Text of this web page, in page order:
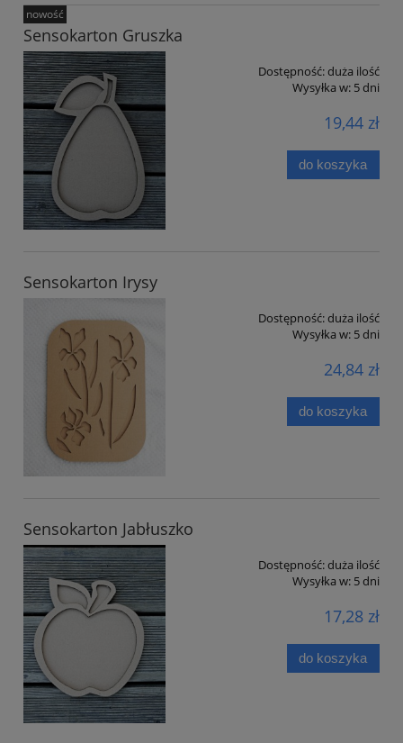
Sensokarton Gruszka
Dostępność:duża ilość
Wysyłka w: 5 dni
19,44 zł
do koszyka
nowość
Sensokarton Irysy
Dostępność:duża ilość
Wysyłka w: 5 dni
24,84 zł
do koszyka
Sensokarton Jabłuszko
Dostępność:duża ilość
Wysyłka w: 5 dni
17,28 zł
do koszyka